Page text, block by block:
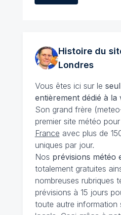
Histoire du
Londres
Vous êtes ici sur le
entièrement dédié à la
Son grand frère
premier site météo pour
France avec plus de
uniques par jour.
Nos prévisions météo
totalement gratuites
nombreuses rubriques
prévisions à 15 jours
toute autre information